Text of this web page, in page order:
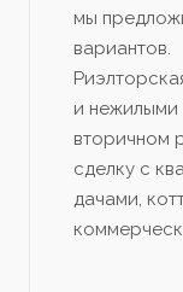
мы
вариантов.
и нежилыми
вторичном
сделку с
дачами,